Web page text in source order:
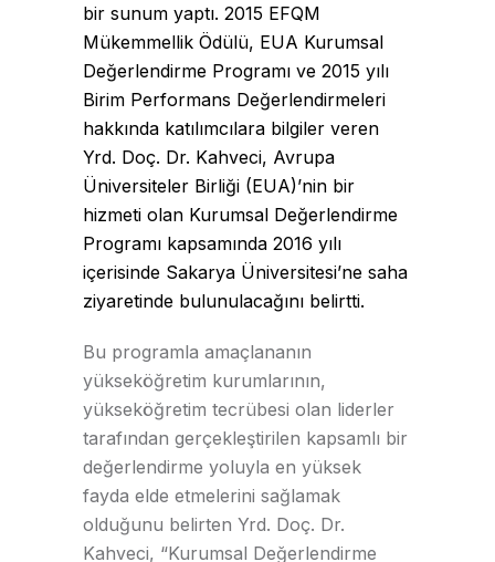
bir sunum yaptı. 2015 EFQM
Mükemmellik Ödülü, EUA Kurumsal
Değerlendirme Programı ve 2015 yılı
Birim Performans Değerlendirmeleri
hakkında katılımcılara bilgiler veren
Yrd. Doç. Dr. Kahveci, Avrupa
Üniversiteler Birliği (EUA)’nin bir
hizmeti olan Kurumsal Değerlendirme
Programı kapsamında 2016 yılı
içerisinde Sakarya Üniversitesi’ne saha
ziyaretinde bulunulacağını belirtti.
Bu programla amaçlananın
yükseköğretim kurumlarının,
yükseköğretim tecrübesi olan liderler
tarafından gerçekleştirilen kapsamlı bir
değerlendirme yoluyla en yüksek
fayda elde etmelerini sağlamak
olduğunu belirten Yrd. Doç. Dr.
Kahveci, “Kurumsal Değerlendirme